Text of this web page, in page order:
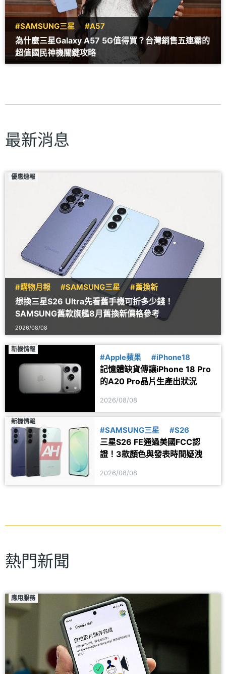
#SAMSUNG三星 #A57
為什麼三星Galaxy A57 5G值得買？台灣銷售五連霸的
超值國民神機關鍵攻略
最新消息
優惠速報
#購物月報 #SAMSUNG三星 #舊換新
想換三星S26 Ultra先看舊手機可折多少錢！
SAMSUNG舊款旗艦8月舊換新價格參考
2026/08/08
新機情報
#Apple蘋果 #iPhone18
記憶體缺貨傳讓iPhone 18 Pro
的A20 Pro晶片生產出狀況
2026/08/08
新機情報
#SAMSUNG三星 #S26
三星S26 FE通過美國FCC認
證！3款顏色與發表時間疑洩
2026/08/08
熱門新聞
應用服務